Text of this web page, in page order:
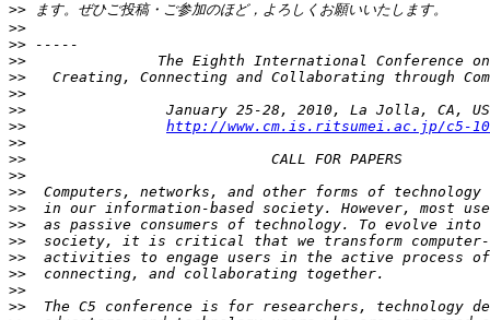
>>
>>
>>
>>
>>
>>
>>
>>
http://www.cm.is.ritsumei.ac.jp/c5-
>>
>>
>>
>>
>>
>>
>>
>>
>>
>>
>>